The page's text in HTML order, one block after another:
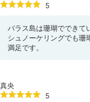
5
バラス島は珊瑚でできて
シュノーケリングでも珊
満足です。
真央
5